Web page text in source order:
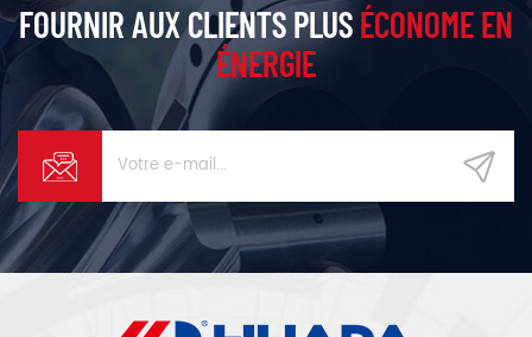
FOURNIR AUX CLIENTS PLUSÉCONOME EN
ÉNERGIE